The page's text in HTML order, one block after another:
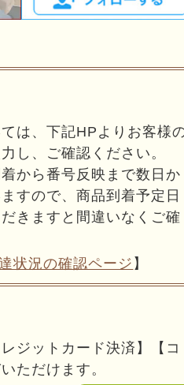
は、下記HPよりお客様
し、ご確認ください。
から番号反映まで数日か
すので、商品到着予定日
きますと間違いなくご確
状況の確認ページ 】
ジットカード決済】【コ
ただけます。